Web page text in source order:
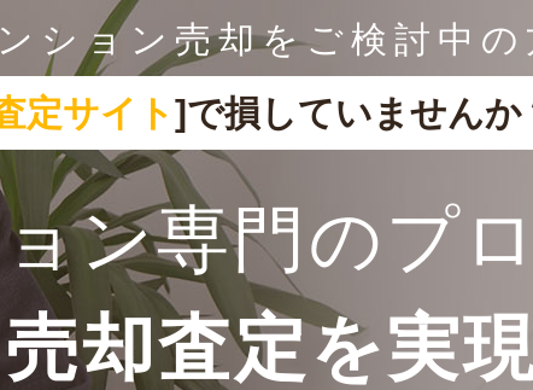
ション売却をご検討中の
定サイト]で損していませんか
ン専門のプ
却査定を実